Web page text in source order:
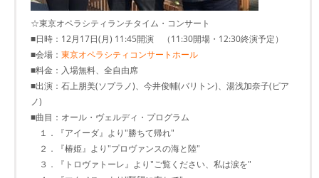
☆東京オペラシティランチタイム・コンサート
■日時：12月17日(月) 11:45開演 （11:30開場・12:30終演予定）
■会場： 東京オペラシティコンサートホール
■料金：入場無料、全自由席
■出演：石上朋美(ソプラノ)、今井俊輔(バリトン)、湯浅加奈子(ピア
ノ)
■曲目：オール・ヴェルディ・プログラム
１．『アイーダ』より"勝ちて帰れ"
２．『椿姫』より"プロヴァンスの海と陸"
３．『トロヴァトーレ』より"ご覧ください、私は涙を"